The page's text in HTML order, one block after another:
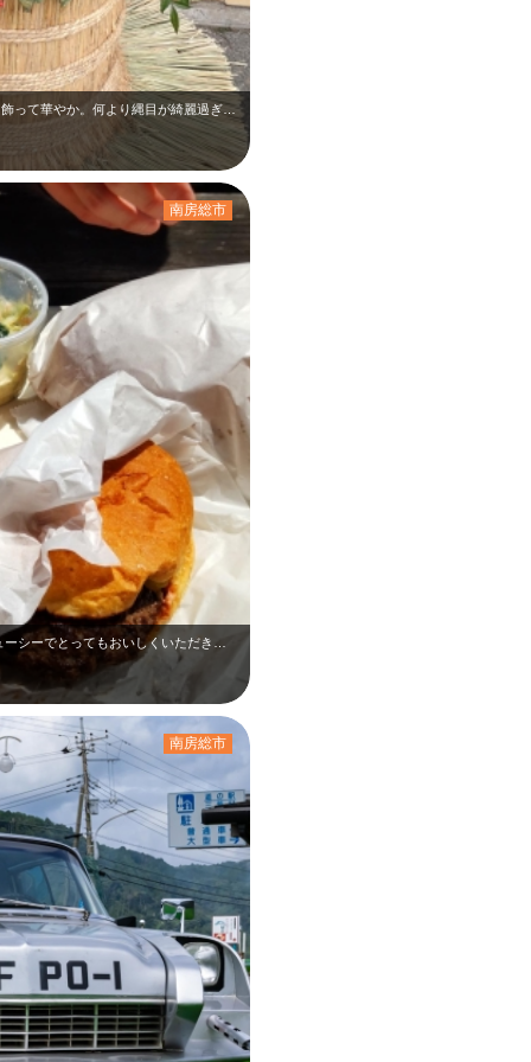
素敵な門松。シクラメンや葉牡丹などの花を飾って華やか。何より縄目が綺麗過ぎです…
南房総市
南房総市